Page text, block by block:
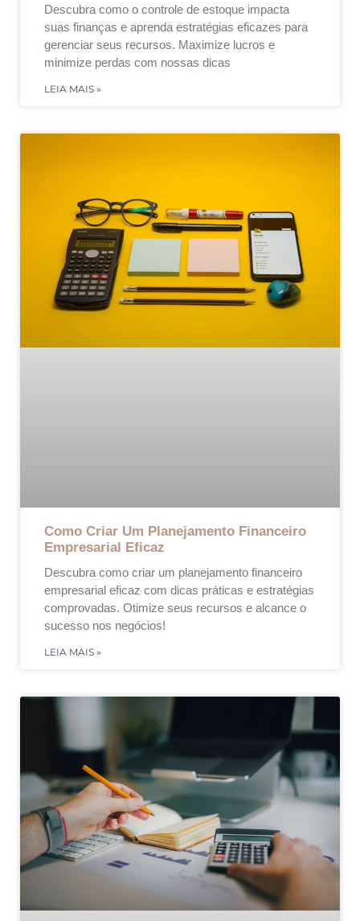
Descubra como o controle de estoque impacta
suas finanças e aprenda estratégias eficazes para
gerenciar seus recursos. Maximize lucros e
minimize perdas com nossas dicas
LEIA MAIS »
Como Criar Um Planejamento Financeiro
Empresarial Eficaz
Descubra como criar um planejamento financeiro
empresarial eficaz com dicas práticas e estratégias
comprovadas. Otimize seus recursos e alcance o
sucesso nos negócios!
LEIA MAIS »